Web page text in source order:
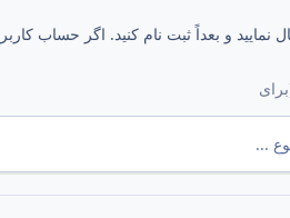
و بعداً ثبت نام کنید. اگر حساب
...